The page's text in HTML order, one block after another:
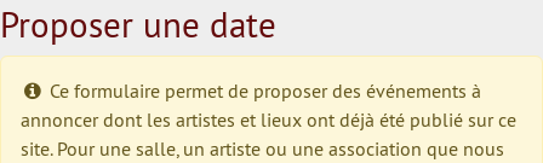
Proposer une date
Ce formulaire permet de proposer des événements à
annoncer dont les artistes et lieux ont déjà été publié sur ce
site. Pour une salle, un artiste ou une association que nous